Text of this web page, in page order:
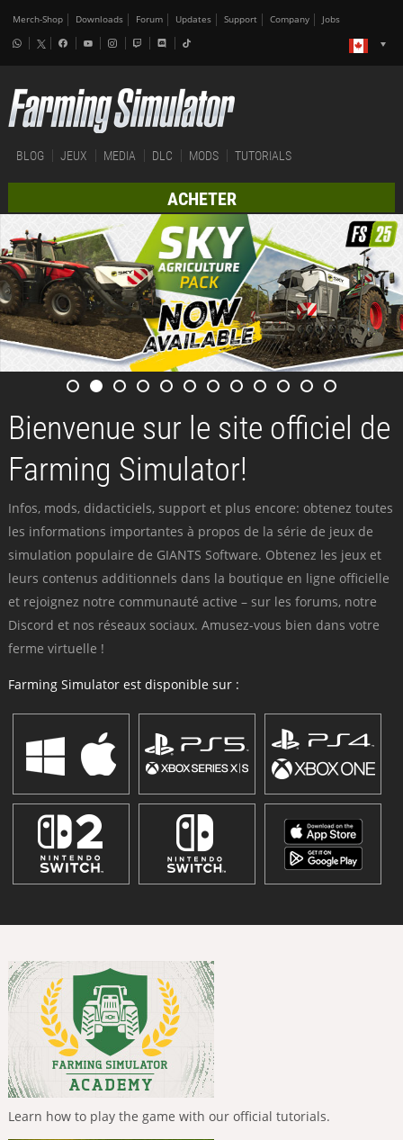
Merch-Shop Downloads Forum Updates Support Company Jobs
BLOG JEUX MEDIA DLC MODS TUTORIALS
ACHETER
Bienvenue sur le site officiel de
Farming Simulator!
Infos, mods, didacticiels, support et plus encore: obtenez toutes
les informations importantes à propos de la série de jeux de
simulation populaire de GIANTS Software. Obtenez les jeux et
leurs contenus additionnels dans la boutique en ligne officielle
et rejoignez notre communauté active – sur les forums, notre
Discord et nos réseaux sociaux. Amusez-vous bien dans votre
ferme virtuelle !
Farming Simulator est disponible sur :
Learn how to play the game with our official tutorials.